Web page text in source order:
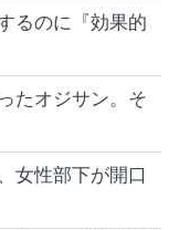
るのに『効果的
たオジサン。そ
女性部下が開口